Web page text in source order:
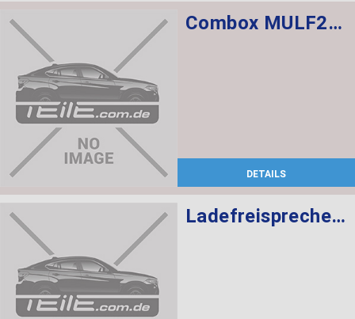
Combox MULF2 High Basis SVS
DETAILS
Ladefreisprechelektronik High